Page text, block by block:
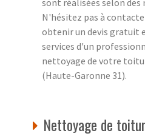
N'hésitez pas à
obtenir un devis gratuit
services d'un
nettoyage de votre
(Haute-Garonne 31).
Nettoyage de